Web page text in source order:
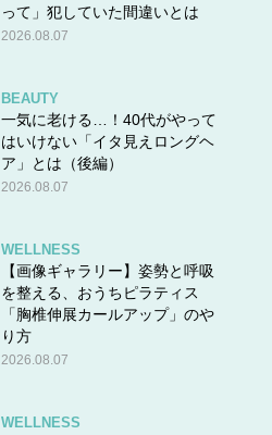
って」犯していた間違いとは
2026.08.07
BEAUTY
一気に老ける…！40代がやって
はいけない「イタ見えロングヘ
ア」とは（後編）
2026.08.07
WELLNESS
【画像ギャラリー】姿勢と呼吸
を整える、おうちピラティス
「胸椎伸展カールアップ」のや
り方
2026.08.07
WELLNESS